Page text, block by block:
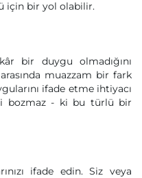
için bir yol olabilir.
bir duygu olmadığını
muazzam bir fark
ifade etme ihtiyacı
bozmaz - ki bu türlü bir
ifade edin. Siz veya